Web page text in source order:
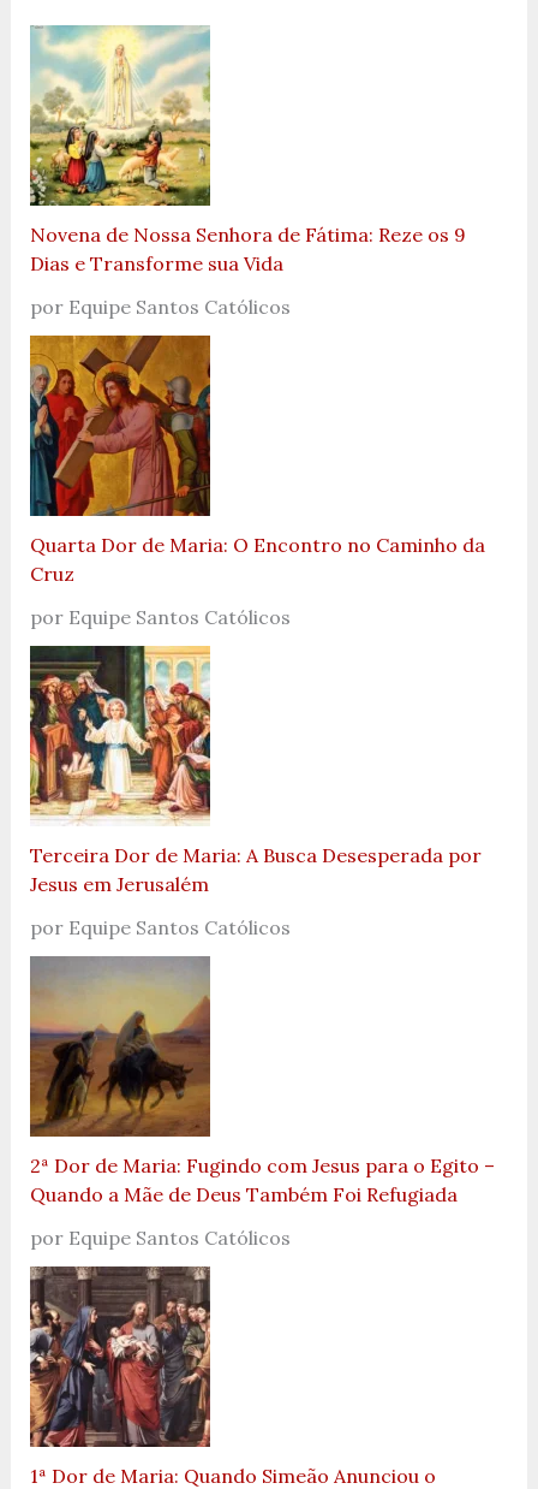
Novena de Nossa Senhora de Fátima: Reze os 9
Dias e Transforme sua Vida
por Equipe Santos Católicos
Quarta Dor de Maria: O Encontro no Caminho da
Cruz
por Equipe Santos Católicos
Terceira Dor de Maria: A Busca Desesperada por
Jesus em Jerusalém
por Equipe Santos Católicos
2ª Dor de Maria: Fugindo com Jesus para o Egito –
Quando a Mãe de Deus Também Foi Refugiada
por Equipe Santos Católicos
1ª Dor de Maria: Quando Simeão Anunciou o